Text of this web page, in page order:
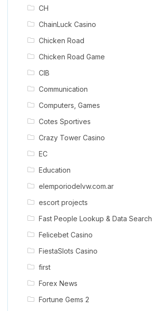
CH
ChainLuck Casino
Chicken Road
Chicken Road Game
CIB
Communication
Computers, Games
Cotes Sportives
Crazy Tower Сasino
EC
Education
elemporiodelvw.com.ar
escort projects
Fast People Lookup & Data Search
Felicebet Casino
FiestaSlots Casino
first
Forex News
Fortune Gems 2